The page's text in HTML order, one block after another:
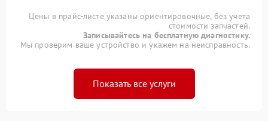
Цены в прайс-листе указаны ориентировочные, без учета
стоимости запчастей.
Записывайтесь на бесплатную диагностику.
Мы проверим ваше устройство и укажем на неисправность.
Показать все услуги